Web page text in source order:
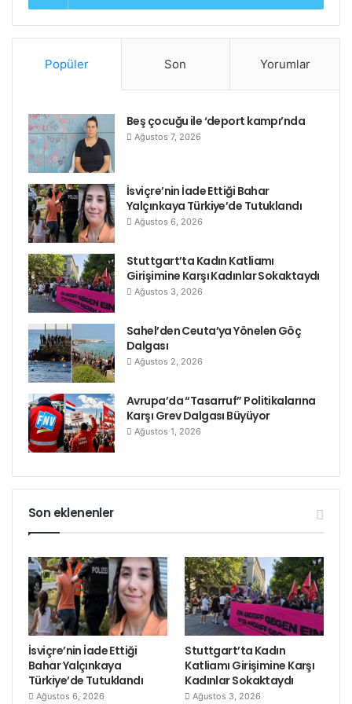
Platformu oluşturan kurumlar konuşmalarında kadın
yönelik bütünsel saldırının dorukta olduğu kadar, dün
Kobanê bu gün Efrin başta olmak üzere kadın
mücadelesinin de doruklaştığı” söylendi.
Popüler Son Yorumlar
Beş çocuğu ile ‘deport kampı’nda
Ağustos 7, 2026
İsviçre’nin İade Ettiği Bahar
Yalçınkaya Türkiye’de Tutuklandı
Ağustos 6, 2026
Stuttgart’ta Kadın Katliamı
Girişimine Karşı Kadınlar Sokaktaydı
Ağustos 3, 2026
Sahel’den Ceuta’ya Yönelen Göç
Dalgası
Ağustos 2, 2026
Avrupa’da “Tasarruf” Politikalarına
Karşı Grev Dalgası Büyüyor
Ağustos 1, 2026
Son eklenenler
İsviçre’nin İade Ettiği
Bahar Yalçınkaya
Türkiye’de Tutuklandı
Ağustos 6, 2026
Stuttgart’ta Kadın
Katliamı Girişimine Karşı
Kadınlar Sokaktaydı
Ağustos 3, 2026